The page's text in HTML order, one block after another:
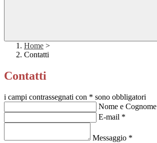
Home >
Contatti
Contatti
i campi contrassegnati con * sono obbligatori
Nome e Cognome
E-mail *
Messaggio *